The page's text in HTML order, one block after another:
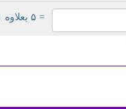
= ۵ بعلاوه ۱